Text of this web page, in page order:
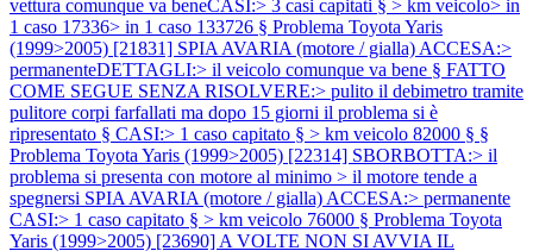
vettura comunque va beneCASI:> 3 casi capitati § > km veicolo> in
1 caso 17336> in 1 caso 133726 § Problema Toyota Yaris
(1999>2005) [21831] SPIA AVARIA (motore / gialla) ACCESA:>
permanenteDETTAGLI:> il veicolo comunque va bene § FATTO
COME SEGUE SENZA RISOLVERE:> pulito il debimetro tramite
pulitore corpi farfallati ma dopo 15 giorni il problema si è
ripresentato § CASI:> 1 caso capitato § > km veicolo 82000 § §
Problema Toyota Yaris (1999>2005) [22314] SBORBOTTA:> il
problema si presenta con motore al minimo > il motore tende a
spegnersi SPIA AVARIA (motore / gialla) ACCESA:> permanente
CASI:> 1 caso capitato § > km veicolo 76000 § Problema Toyota
Yaris (1999>2005) [23690] A VOLTE NON SI AVVIA IL